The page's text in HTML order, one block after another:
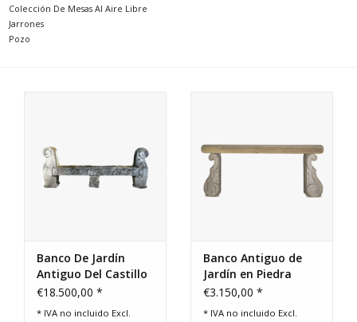
login
Colección De Mesas Al Aire Libre
Jarrones
Pozo
Banco De Jardín
Antiguo Del Castillo
Francés
€18.500,00 *
* IVA no incluido Excl.
Banco Antiguo de
Jardín en Piedra
Caliza Francesa
€3.150,00 *
* IVA no incluido Excl.